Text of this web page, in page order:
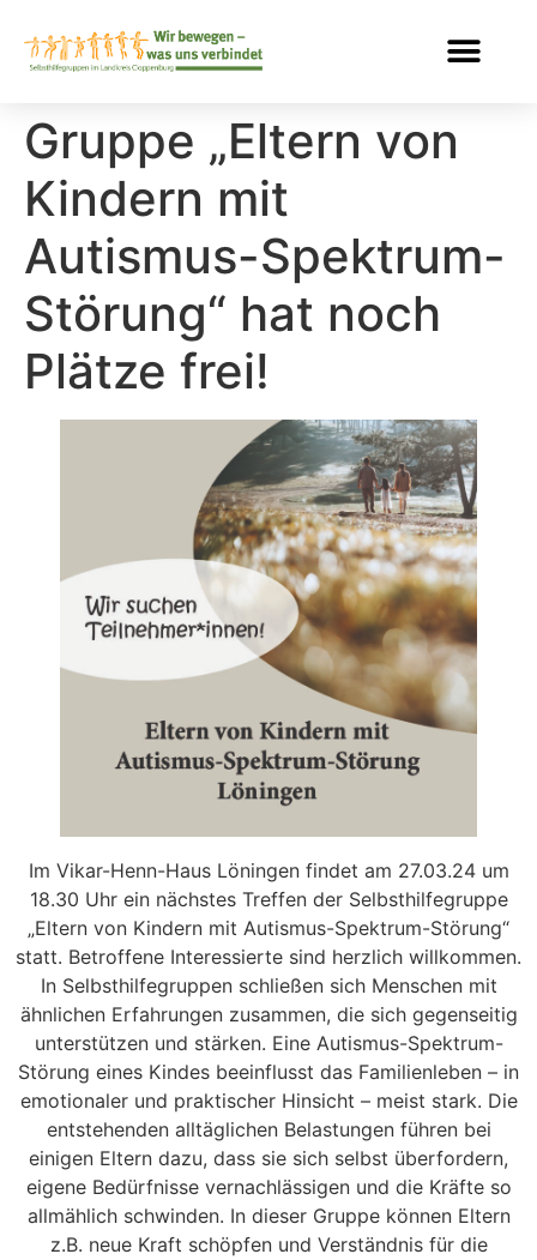
Gruppe „Eltern von
Kindern mit
Autismus-Spektrum-
Störung“ hat noch
Plätze frei!
Im Vikar-Henn-Haus Löningen findet am 27.03.24 um
18.30 Uhr ein nächstes Treffen der Selbsthilfegruppe
„Eltern von Kindern mit Autismus-Spektrum-Störung“
statt. Betroffene Interessierte sind herzlich willkommen.
In Selbsthilfegruppen schließen sich Menschen mit
ähnlichen Erfahrungen zusammen, die sich gegenseitig
unterstützen und stärken. Eine Autismus-Spektrum-
Störung eines Kindes beeinflusst das Familienleben – in
emotionaler und praktischer Hinsicht – meist stark. Die
entstehenden alltäglichen Belastungen führen bei
einigen Eltern dazu, dass sie sich selbst überfordern,
eigene Bedürfnisse vernachlässigen und die Kräfte so
allmählich schwinden. In dieser Gruppe können Eltern
z.B. neue Kraft schöpfen und Verständnis für die